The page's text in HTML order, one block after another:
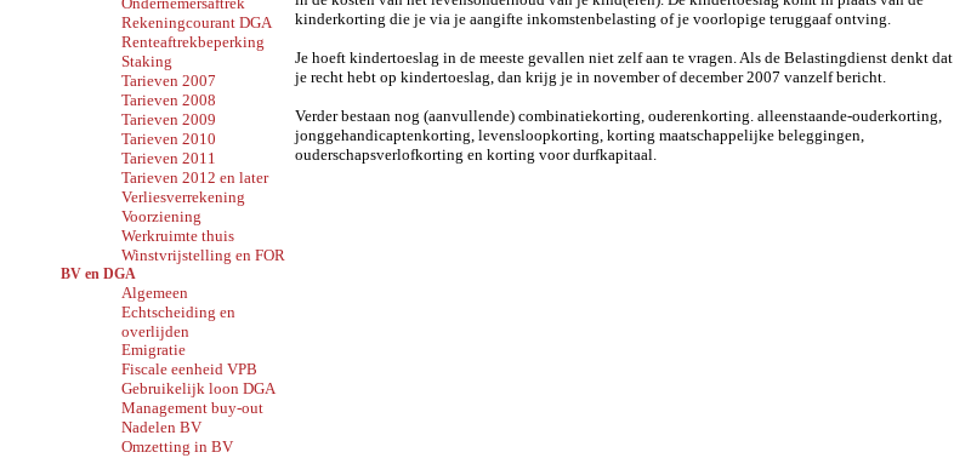
Rekeningcourant DGA
Renteaftrekbeperking
Staking
Tarieven 2007
Tarieven 2008
Tarieven 2009
Tarieven 2010
Tarieven 2011
Tarieven 2012 en later
Verliesverrekening
Voorziening
Werkruimte thuis
Winstvrijstelling en FOR
BV en DGA
Algemeen
Echtscheiding en
overlijden
Emigratie
Fiscale eenheid VPB
Gebruikelijk loon DGA
Management buy-out
Nadelen BV
Omzetting in BV
kinderkorting die je via je aangifte inkomstenbelasting of je voorlopige teruggaaf ontving.
Je hoeft kindertoeslag in de meeste gevallen niet zelf aan te vragen. Als de Belastingdienst denkt dat
je recht hebt op kindertoeslag, dan krijg je in november of december 2007 vanzelf bericht.
Verder bestaan nog (aanvullende) combinatiekorting, ouderenkorting. alleenstaande-ouderkorting,
jonggehandicaptenkorting, levensloopkorting, korting maatschappelijke beleggingen,
ouderschapsverlofkorting en korting voor durfkapitaal.